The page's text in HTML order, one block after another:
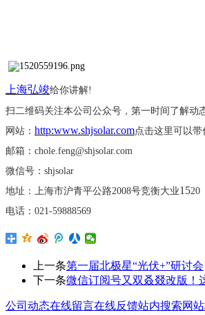
上海弘竣给你讲解!
扫二维码关注本公司公众号，第一时间了解动
网站： http:www.shjsolar.com点击这里可以带
邮箱： chole.feng@shjsolar.com
微信号： shjsolar
地址：上海市沪青平公路2008号竞衡大业1520
电话： 021-59888569
上一条第一届北极星“光伏+”研讨会
下一条微信订阅号又双叒叕改版！
公司动态在线留言在线反馈站内搜索网